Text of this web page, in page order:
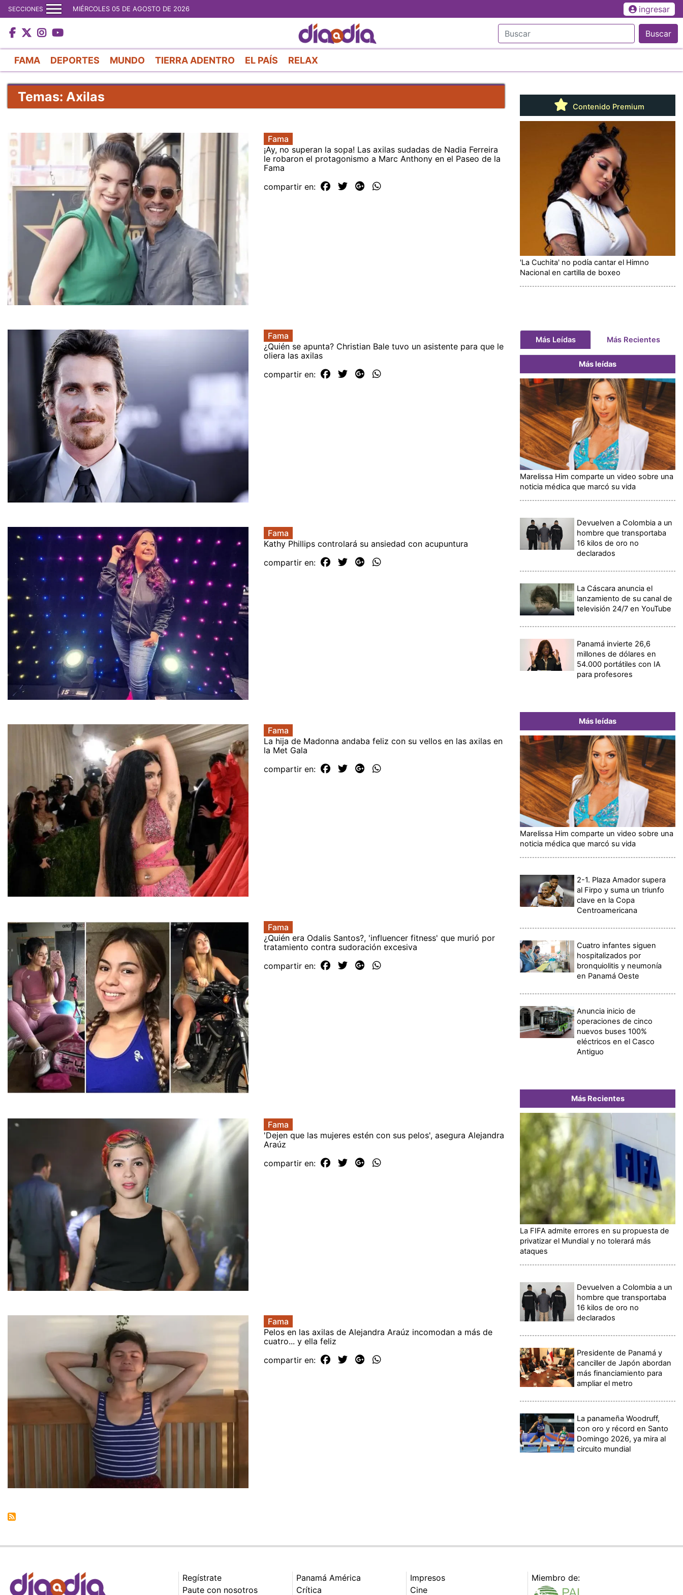
al
contenido
principal
SECCIONES MIÉRCOLES 05 DE AGOSTO DE 2026 ingresar
Buscar
FAMA DEPORTES MUNDO TIERRA ADENTRO EL PAÍS RELAX
Temas: Axilas
Fama
¡Ay, no superan la sopa! Las axilas sudadas de Nadia Ferreira
le robaron el protagonismo a Marc Anthony en el Paseo de la
Fama
compartir en:
Fama
¿Quién se apunta? Christian Bale tuvo un asistente para que le
oliera las axilas
compartir en:
Fama
Kathy Phillips controlará su ansiedad con acupuntura
compartir en:
Fama
La hija de Madonna andaba feliz con su vellos en las axilas en
la Met Gala
compartir en:
Fama
¿Quién era Odalis Santos?, 'influencer fitness' que murió por
tratamiento contra sudoración excesiva
compartir en:
Fama
'Dejen que las mujeres estén con sus pelos', asegura Alejandra
Araúz
compartir en:
Fama
Pelos en las axilas de Alejandra Araúz incomodan a más de
cuatro... y ella feliz
compartir en:
Contenido Premium
'La Cuchita' no podía cantar el Himno
Nacional en cartilla de boxeo
Más Leídas Más Recientes
Más leídas
Marelissa Him comparte un video sobre una
noticia médica que marcó su vida
Devuelven a Colombia a un
hombre que transportaba
16 kilos de oro no
declarados
La Cáscara anuncia el
lanzamiento de su canal de
televisión 24/7 en YouTube
Panamá invierte 26,6
millones de dólares en
54.000 portátiles con IA
para profesores
Más leídas
Marelissa Him comparte un video sobre una
noticia médica que marcó su vida
2-1. Plaza Amador supera
al Firpo y suma un triunfo
clave en la Copa
Centroamericana
Cuatro infantes siguen
hospitalizados por
bronquiolitis y neumonía
en Panamá Oeste
Anuncia inicio de
operaciones de cinco
nuevos buses 100%
eléctricos en el Casco
Antiguo
Más Recientes
La FIFA admite errores en su propuesta de
privatizar el Mundial y no tolerará más
ataques
Devuelven a Colombia a un
hombre que transportaba
16 kilos de oro no
declarados
Presidente de Panamá y
canciller de Japón abordan
más financiamiento para
ampliar el metro
La panameña Woodruff,
con oro y récord en Santo
Domingo 2026, ya mira al
circuito mundial
Regístrate
Paute con nosotros
Panamá América
Crítica
Impresos
Cine
Miembro de: